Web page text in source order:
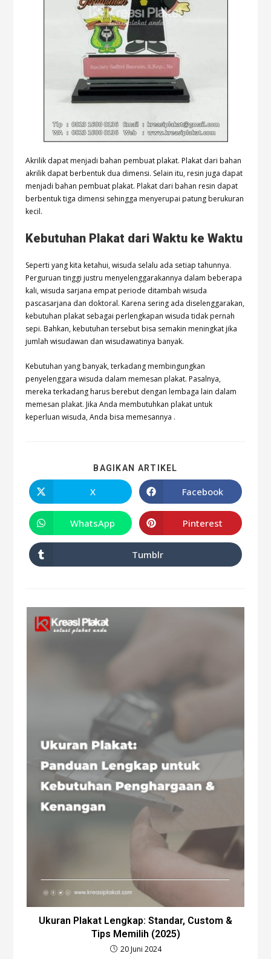
Akrilik dapat menjadi bahan pembuat plakat. Plakat dari bahan
akrilik dapat berbentuk dua dimensi. Selain itu, resin juga dapat
menjadi bahan pembuat plakat. Plakat dari bahan resin dapat
berbentuk tiga dimensi sehingga menyerupai patung berukuran
kecil.
Kebutuhan Plakat dari Waktu ke Waktu
Seperti yang kita ketahui, wisuda selalu ada setiap tahunnya.
Perguruan tinggi justru menyelenggarakannya dalam beberapa
kali, wisuda sarjana empat periode ditambah wisuda
pascasarjana dan doktoral. Karena sering ada diselenggarakan,
kebutuhan plakat sebagai perlengkapan wisuda tidak pernah
sepi. Bahkan, kebutuhan tersebut bisa semakin meningkat jika
jumlah wisudawan dan wisudawatinya banyak.
Kebutuhan yang banyak, terkadang membingungkan
penyelenggara wisuda dalam memesan plakat. Pasalnya,
mereka terkadang harus berebut dengan lembaga lain dalam
memesan plakat. Jika Anda membutuhkan plakat untuk
keperluan wisuda, Anda bisa memesannya .
BAGIKAN ARTIKEL
X Facebook
WhatsApp Pinterest
Tumblr
Ukuran Plakat Lengkap: Standar, Custom &
Tips Memilih (2025)
20 Juni 2024